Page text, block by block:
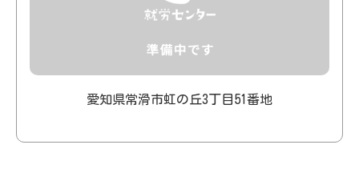
愛知県常滑市虹の丘3丁目51番地